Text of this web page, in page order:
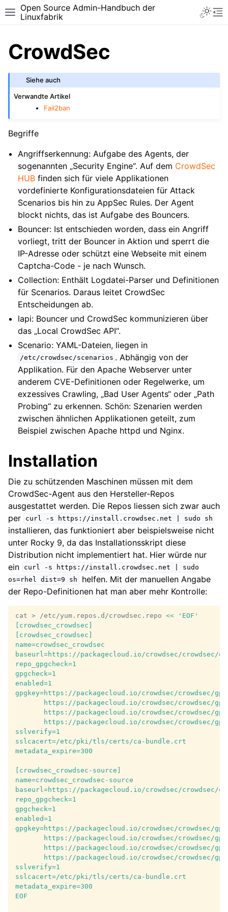
Toggle site navigation sidebar
Open Source Admin-Handbuch der
Linuxfabrik
CrowdSec
Siehe auch
Verwandte Artikel
Fail2ban
Begriffe
Angriffserkennung: Aufgabe des Agents, der
sogenannten „Security Engine“. Auf dem CrowdSec
HUB finden sich für viele Applikationen
vordefinierte Konfigurationsdateien für Attack
Scenarios bis hin zu AppSec Rules. Der Agent
blockt nichts, das ist Aufgabe des Bouncers.
Bouncer: Ist entschieden worden, dass ein Angriff
vorliegt, tritt der Bouncer in Aktion und sperrt die
IP-Adresse oder schützt eine Webseite mit einem
Captcha-Code - je nach Wunsch.
Collection: Enthält Logdatei-Parser und Definitionen
für Scenarios. Daraus leitet CrowdSec
Entscheidungen ab.
lapi: Bouncer und CrowdSec kommunizieren über
das „Local CrowdSec API“.
Scenario: YAML-Dateien, liegen in
/etc/crowdsec/scenarios . Abhängig von der
Applikation. Für den Apache Webserver unter
anderem CVE-Definitionen oder Regelwerke, um
exzessives Crawling, „Bad User Agents“ oder „Path
Probing“ zu erkennen. Schön: Szenarien werden
zwischen ähnlichen Applikationen geteilt, zum
Beispiel zwischen Apache httpd und Nginx.
Installation
Die zu schützenden Maschinen müssen mit dem
CrowdSec-Agent aus den Hersteller-Repos
ausgestattet werden. Die Repos liessen sich zwar auch
per
curl -s https://install.crowdsec.net sudo sh
installieren, das funktioniert aber beispielsweise nicht
unter Rocky 9, da das Installationsskript diese
Distribution nicht implementiert hat. Hier würde nur
ein
curl -s https://install.crowdsec.net
sudo
os=rhel dist=9 sh
helfen. Mit der manuellen Angabe
der Repo-Definitionen hat man aber mehr Kontrolle:
cat > /etc/yum.repos.d/crowdsec.repo << 'EOF'
[crowdsec_crowdsec]
[crowdsec_crowdsec]
name=crowdsec_crowdsec
baseurl=https://packagecloud.io/crowdsec/crowdsec/
repo_gpgcheck=1
gpgcheck=1
enabled=1
gpgkey=https://packagecloud.io/crowdsec/crowdsec/
https://packagecloud.io/crowdsec/crowdsec/
https://packagecloud.io/crowdsec/crowdsec/
https://packagecloud.io/crowdsec/crowdsec/
sslverify=1
sslcacert=/etc/pki/tls/certs/ca-bundle.crt
metadata_expire=300
[crowdsec_crowdsec-source]
name=crowdsec_crowdsec-source
baseurl=https://packagecloud.io/crowdsec/crowdsec/el/
repo_gpgcheck=1
gpgcheck=1
enabled=1
gpgkey=https://packagecloud.io/crowdsec/crowdsec/
https://packagecloud.io/crowdsec/crowdsec/
https://packagecloud.io/crowdsec/crowdsec/
https://packagecloud.io/crowdsec/crowdsec/
sslverify=1
sslcacert=/etc/pki/tls/certs/ca-bundle.crt
metadata_expire=300
EOF